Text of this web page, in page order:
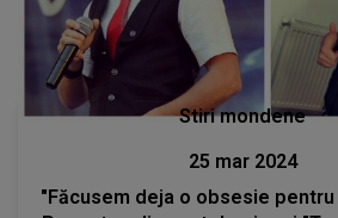
Stiri mondene
25 mar 2024
"Făcusem deja o obsesie pentru